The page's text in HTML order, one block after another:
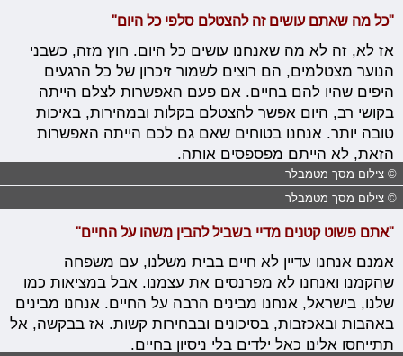
"כל מה שאתם עושים זה להצטלם סלפי כל היום"
אז לא, זה לא מה שאנחנו עושים כל היום. חוץ מזה, כשבני
הנוער מצטלמים, הם רוצים לשמור זיכרון של כל הרגעים
היפים שהיו להם בחיים. אם פעם האפשרות לצלם הייתה
בקושי רב, היום אפשר להצטלם בקלות ובמהירות, באיכות
טובה יותר. אנחנו בטוחים שאם גם לכם הייתה האפשרות
הזאת, לא הייתם מפספסים אותה.
© צילום מסך מטמבלר
© צילום מסך מטמבלר
"אתם פשוט קטנים מדיי בשביל להבין משהו על החיים"
אמנם אנחנו עדיין לא חיים בבית משלנו, עם משפחה
שהקמנו ואנחנו לא מפרנסים את עצמנו. אבל במציאות כמו
שלנו, בישראל, אנחנו מבינים הרבה על החיים. אנחנו מבינים
באהבות ובאכזבות, בסיכונים ובבחירות קשות. אז בבקשה, אל
תתייחסו אלינו כאל ילדים בלי ניסיון בחיים.